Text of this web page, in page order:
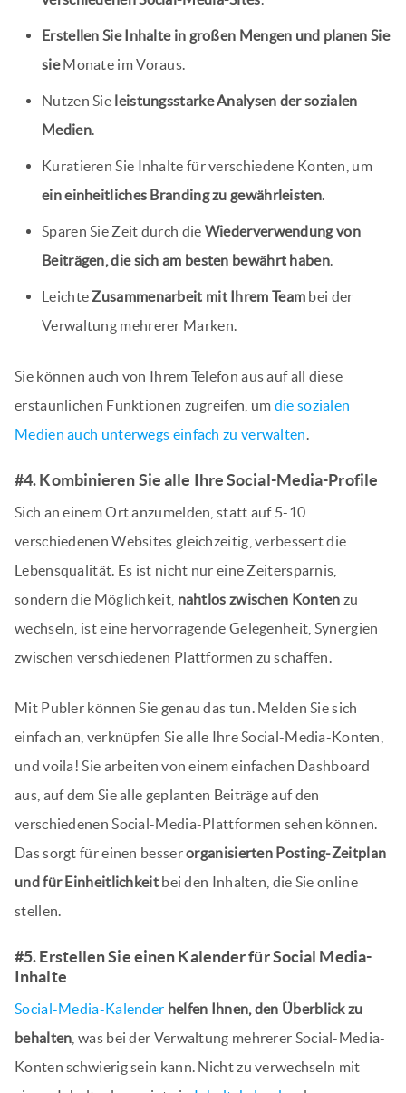
Erstellen Sie Inhalte in großen Mengen und planen Sie
sieMonate im Voraus.
Nutzen Sie leistungsstarke Analysen der sozialen
Medien.
Kuratieren Sie Inhalte für verschiedene Konten, um
ein einheitliches Branding zu gewährleisten.
Sparen Sie Zeit durch die Wiederverwendung von
Beiträgen, die sich am besten bewährt haben.
LeichteZusammenarbeit mit Ihrem Team bei der
Verwaltung mehrerer Marken.
Sie können auch von Ihrem Telefon aus auf all diese
erstaunlichen Funktionen zugreifen, um die sozialen
Medien auch unterwegs einfach zu verwalten.
#4. Kombinieren Sie alle Ihre Social-Media-Profile
Sich an einem Ort anzumelden, statt auf 5-10
verschiedenen Websites gleichzeitig, verbessert die
Lebensqualität. Es ist nicht nur eine Zeitersparnis,
sondern die Möglichkeit, nahtlos zwischen Konten zu
wechseln, ist eine hervorragende Gelegenheit, Synergien
zwischen verschiedenen Plattformen zu schaffen.
Mit Publer können Sie genau das tun. Melden Sie sich
einfach an, verknüpfen Sie alle Ihre Social-Media-Konten,
und voila! Sie arbeiten von einem einfachen Dashboard
aus, auf dem Sie alle geplanten Beiträge auf den
verschiedenen Social-Media-Plattformen sehen können.
Das sorgt für einen besserorganisierten Posting-Zeitplan
und für Einheitlichkeitbei den Inhalten, die Sie online
stellen.
#5. Erstellen Sie einen Kalender für Social Media-
Inhalte
Social-Media-Kalender helfen Ihnen, den Überblick zu
behalten , was bei der Verwaltung mehrerer Social-Media-
Konten schwierig sein kann. Nicht zu verwechseln mit